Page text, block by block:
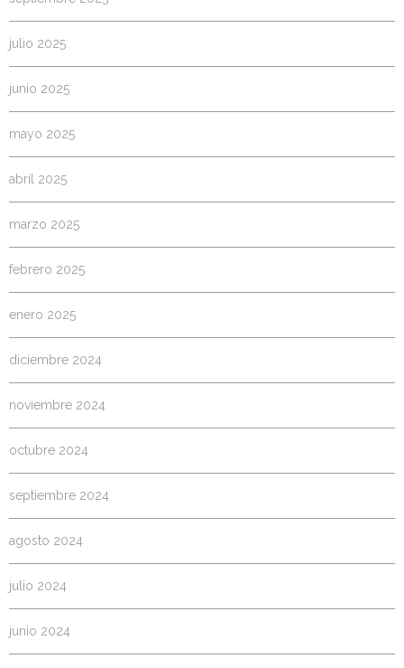
julio 2025
junio 2025
mayo 2025
abril 2025
marzo 2025
febrero 2025
enero 2025
diciembre 2024
noviembre 2024
octubre 2024
septiembre 2024
agosto 2024
julio 2024
junio 2024